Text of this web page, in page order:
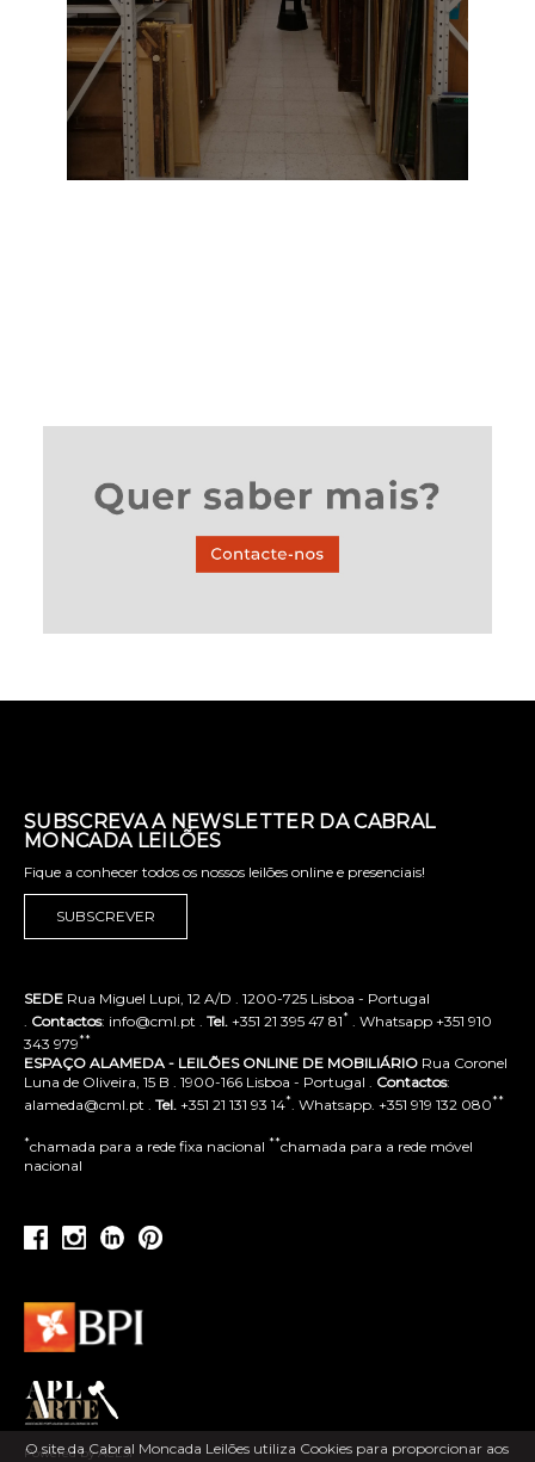
O site da Cabral Moncada Leilões utiliza Cookies para proporcionar aos
SUBSCREVA A NEWSLETTER DA CABRAL
MONCADA LEILÕES
Fique a conhecer todos os nossos leilões online e presenciais!
SUBSCREVER
SEDE Rua Miguel Lupi, 12 A/D . 1200-725 Lisboa - Portugal
. Contactos: info@cml.pt . Tel. +351 21 395 47 81* . Whatsapp +351 910
343 979**
ESPAÇO ALAMEDA - LEILÕES ONLINE DE MOBILIÁRIO Rua Coronel
Luna de Oliveira, 15 B . 1900-166 Lisboa - Portugal . Contactos:
alameda@cml.pt . Tel. +351 21 131 93 14*. Whatsapp. +351 919 132 080**
*chamada para a rede fixa nacional **chamada para a rede móvel
nacional
Powered by ACLSI